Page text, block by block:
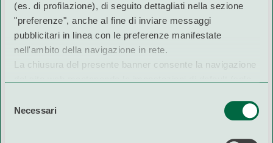
(es. di profilazione), di seguito dettagliati nella sezione
"preferenze", anche al fine di inviare messaggi
pubblicitari in linea con le preferenze manifestate
nell'ambito della navigazione in rete.
La chiusura del presente banner consente la navigazione
Per maggiori informazioni in ordine ai cookies utilizzati
l'informativa cookies
delNecessari
Informazioni:
seleziona la provincia in cui vuoi
prendere un appuntamento.